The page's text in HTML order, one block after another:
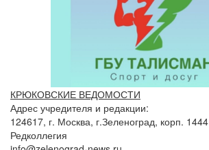
КРЮКОВСКИЕ ВЕДОМОСТИ
Адрес учредителя и редакции:
124617, г. Москва, г.Зеленоград, корп. 1444
Редколлегия